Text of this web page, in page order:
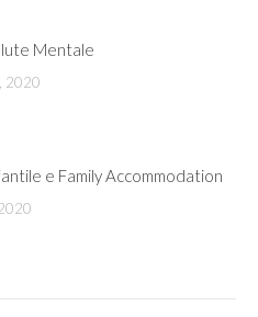
Mentale
2020
e Family Accommodation